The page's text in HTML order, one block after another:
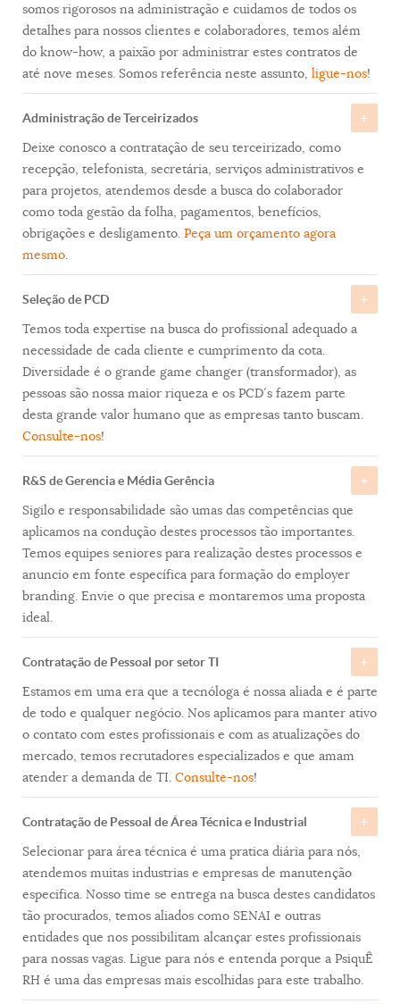
somos rigorosos na administração e cuidamos de todos os
detalhes para nossos clientes e colaboradores, temos além
do know-how, a paixão por administrar estes contratos de
até nove meses. Somos referência neste assunto, ligue-nos!
Administração de Terceirizados
Deixe conosco a contratação de seu terceirizado, como
recepção, telefonista, secretária, serviços administrativos e
para projetos, atendemos desde a busca do colaborador
como toda gestão da folha, pagamentos, benefícios,
obrigações e desligamento. Peça um orçamento agora
mesmo.
Seleção de PCD
Temos toda expertise na busca do profissional adequado a
necessidade de cada cliente e cumprimento da cota.
Diversidade é o grande game changer (transformador), as
pessoas são nossa maior riqueza e os PCD´s fazem parte
desta grande valor humano que as empresas tanto buscam.
Consulte-nos!
R&S de Gerencia e Média Gerência
Sigilo e responsabilidade são umas das competências que
aplicamos na condução destes processos tão importantes.
Temos equipes seniores para realização destes processos e
anuncio em fonte específica para formação do employer
branding. Envie o que precisa e montaremos uma proposta
ideal.
Contratação de Pessoal por setor TI
Estamos em uma era que a tecnóloga é nossa aliada e é parte
de todo e qualquer negócio. Nos aplicamos para manter ativo
o contato com estes profissionais e com as atualizações do
mercado, temos recrutadores especializados e que amam
atender a demanda de TI. Consulte-nos!
Contratação de Pessoal de Área Técnica e Industrial
Selecionar para área técnica é uma pratica diária para nós,
atendemos muitas industrias e empresas de manutenção
especifica. Nosso time se entrega na busca destes candidatos
tão procurados, temos aliados como SENAI e outras
entidades que nos possibilitam alcançar estes profissionais
para nossas vagas. Ligue para nós e entenda porque a PsiquÊ
RH é uma das empresas mais escolhidas para este trabalho.